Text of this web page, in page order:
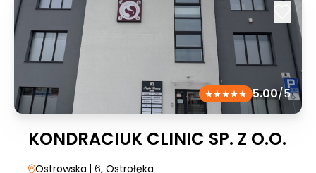
5.00/5
KONDRACIUK CLINIC SP. Z O.O.
Ostrowska | 6, Ostrołęka